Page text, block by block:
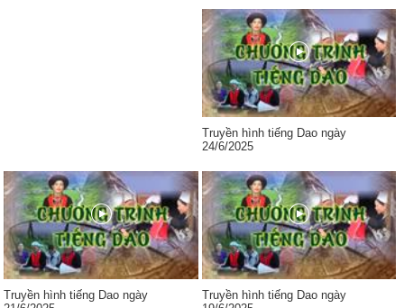
Truyền hình tiếng Dao ngày
24/6/2025
Truyền hình tiếng Dao ngày
Truyền hình tiếng Dao ngày